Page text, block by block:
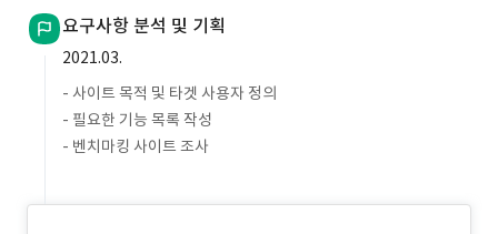
요구사항 분석 및 기획
2021.03.
- 사이트 목적 및 타겟 사용자 정의
- 필요한 기능 목록 작성
- 벤치마킹 사이트 조사